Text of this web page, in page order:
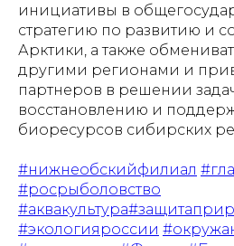
инициативы в
стратегию по развитию и
Арктики, а также
другими регионами и
партнеров в решении
восстановлению и
биоресурсов сибирских
#нижнеобскийфилиал
#росрыболовство
#аквакультура
#экологияроссии